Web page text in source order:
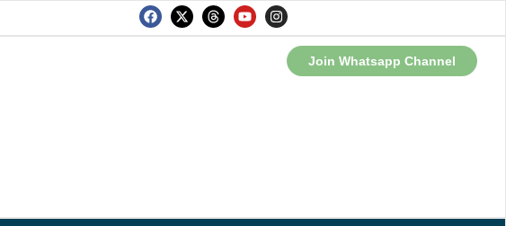
Join Whatsapp Channel